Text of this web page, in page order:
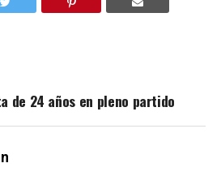
de 24 años en pleno partido